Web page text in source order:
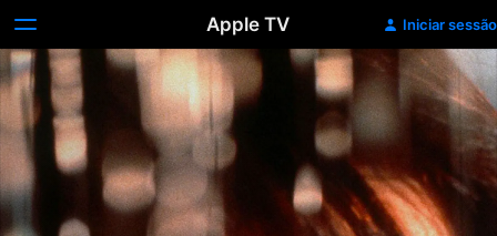
Apple TV Iniciar sessão